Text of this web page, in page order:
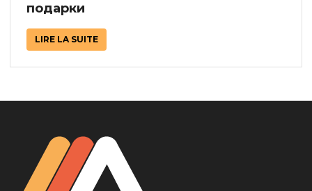
подарки
LIRE LA SUITE